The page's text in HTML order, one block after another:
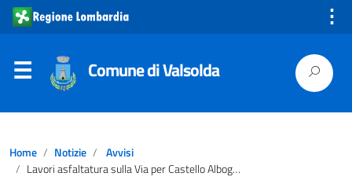
⋮
Comune di Valsolda
Home Notizie
Avvisi
Lavori asfaltatura sulla Via per Castello Albogasio